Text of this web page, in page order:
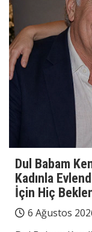
Dul Babam
Kadınla
İçin Hiç
6 Ağustos